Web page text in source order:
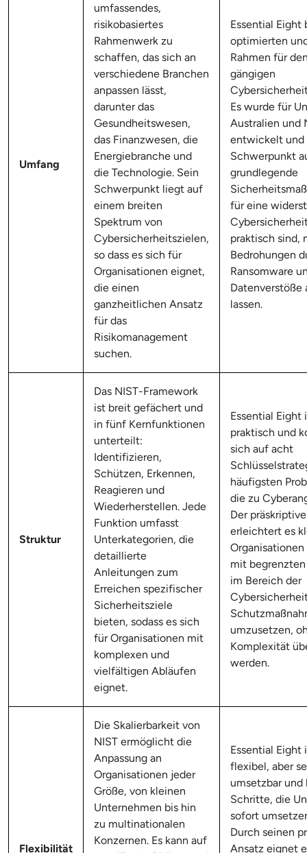
Umfang
umfassendes,
risikobasiertes
Rahmenwerk zu
schaffen, das sich an
verschiedene Branchen
anpassen lässt,
darunter das
Gesundheitswesen,
das Finanzwesen, die
Energiebranche und
die Technologie. Sein
Schwerpunkt liegt auf
einem breiten
Spektrum von
Cybersicherheitszielen,
so dass es sich für
Organisationen eignet,
die einen
ganzheitlichen Ansatz
für das
Risikomanagement
suchen.
Essential
optimierten
Rahmen für
gängigen
Es wurde für
Australien und
entwickelt und
Schwerpunkt
grundlegende
für eine
praktisch sind,
Bedrohungen
Ransomware
Datenverstöße
lassen.
Struktur
Das NIST-Framework
ist breit gefächert und
in fünf Kernfunktionen
unterteilt:
Identifizieren,
Schützen, Erkennen,
Reagieren und
Wiederherstellen. Jede
Funktion umfasst
Unterkategorien, die
detaillierte
Anleitungen zum
Erreichen spezifischer
Sicherheitsziele
bieten, sodass es sich
für Organisationen mit
komplexen und
vielfältigen Abläufen
eignet.
Essential
praktisch und
sich auf acht
häufigsten
die zu
Der
erleichtert es
mit
im Bereich der
umzusetzen,
Komplexität
werden.
Flexibilität
Die Skalierbarkeit von
NIST ermöglicht die
Anpassung an
Organisationen jeder
Größe, von kleinen
Unternehmen bis hin
zu multinationalen
Konzernen. Es kann auf
Essential Eight
flexibel, aber
umsetzbar
Schritte, die
sofort
Durch seinen
Ansatz eignet